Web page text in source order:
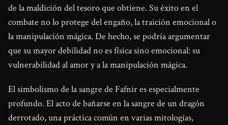
de la maldición del tesoro que obtiene. Su éxito en el
combate no lo protege del engaño, la traición emocional o
la manipulación mágica. De hecho, se podría argumentar
que su mayor debilidad no es física sino emocional: su
vulnerabilidad al amor y a la manipulación mágica.
El simbolismo de la sangre de Fafnir es especialmente
profundo. El acto de bañarse en la sangre de un dragón
derrotado, una práctica común en varias mitologías,